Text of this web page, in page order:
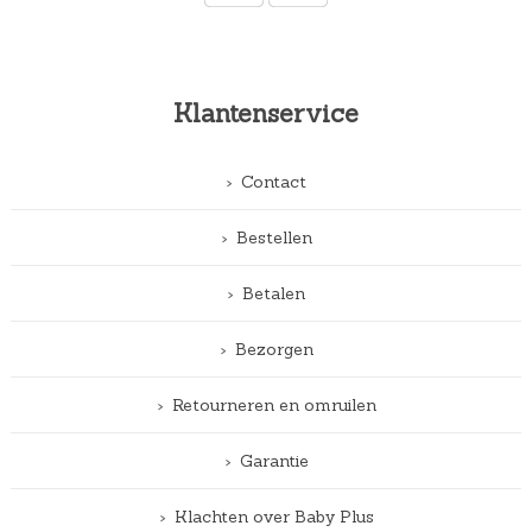
Klantenservice
Contact
Bestellen
Betalen
Bezorgen
Retourneren en omruilen
Garantie
Klachten over Baby Plus